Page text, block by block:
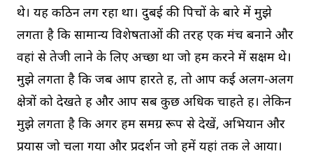
थे। यह कठिन लग रहा था। दुबई की पिचों के बारे में मुझे
लगता है कि सामान्य विशेषताओं की तरह एक मंच बनाने और
वहां से तेजी लाने के लिए अच्छा था जो हम करने में सक्षम थे।
मुझे लगता है कि जब आप हारते हैं, तो आप कई अलग-अलग
क्षेत्रों को देखते हैं और आप सब कुछ अधिक चाहते हैं। लेकिन
मुझे लगता है कि अगर हम समग्र रूप से देखें, अभियान और
प्रयास जो चला गया और प्रदर्शन जो हमें यहां तक ले आया।